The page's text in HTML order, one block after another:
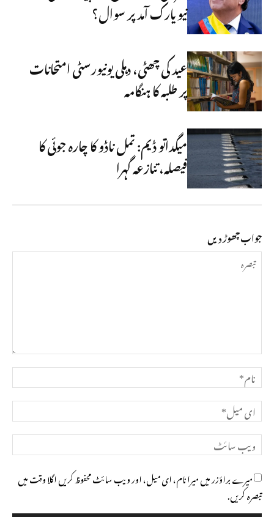
نیویارک آمد پر سوال؟
عید کی چھٹی، دہلی یونیورسٹی امتحانات
پر طلبہ کا ہنگامہ
میگداتو ڈیم: تمل ناڈو کا چارہ جوئی کا
فیصلہ، تنازعہ گہرا
جواب چھوڑ دیں
تبصرہ
نام*
ای
میل*
ویب
سائٹ
میرے براؤزر میں میرا نام، ای میل، اور ویب سائٹ محفوظ کریں اگلا وقت میں
تبصرہ کریں.